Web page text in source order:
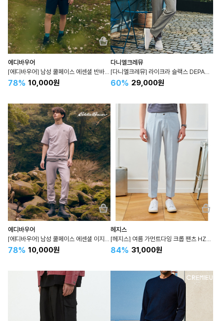
에디바우어
78% 10,000원
다니엘크레뮤
60% 29,000원
에디바우어
78% 10,000원
헤지스
84% 31,000원